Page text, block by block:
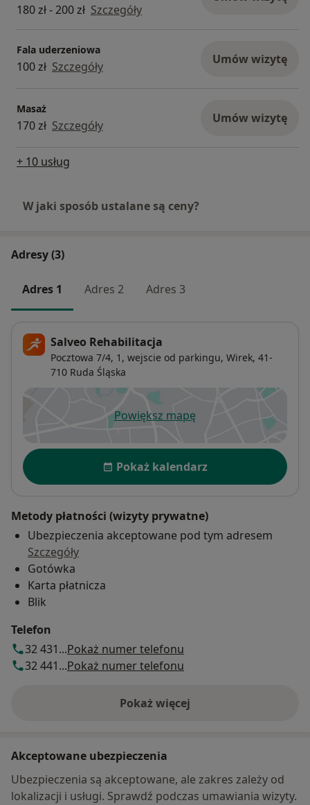
180 zł - 200 zł Szczegóły
Fala uderzeniowa
100 zł Szczegóły Umów wizytę
Masaż
170 zł Szczegóły Umów wizytę
+ 10 usług
W jaki sposób ustalane są ceny?
Adresy (3)
Adres 1 Adres 2 Adres 3
Salveo Rehabilitacja
Pocztowa 7/4, 1, wejscie od parkingu, Wirek, 41-
710 Ruda Śląska
Powiększ mapęotwiera się w nowej karcie
Dostępność
Pokaż kalendarz
Metody płatności (wizyty prywatne)
Ubezpieczenia akceptowane pod tym adresem
Szczegóły
Gotówka
Karta płatnicza
Blik
Telefon
32 431...Pokaż numer telefonu
32 441...Pokaż numer telefonu
Pokaż więcej
o adresie
Akceptowane ubezpieczenia
Ubezpieczenia są akceptowane, ale zakres zależy od
lokalizacji i usługi. Sprawdź podczas umawiania wizyty.